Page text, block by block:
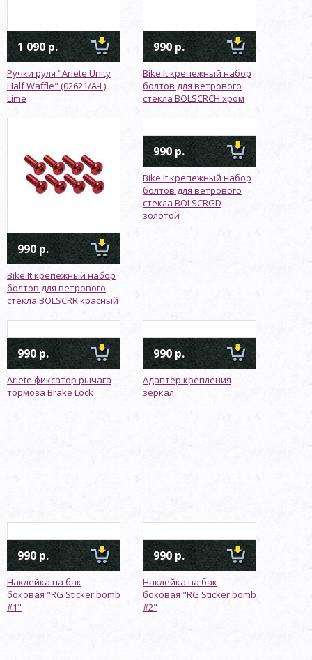
1 090 р.
Ручки руля "Ariete Unity
Half Waffle" (02621/A-L)
Lime
990 р.
Bike.It крепежный набор
болтов для ветрового
стекла BOLSCRCH хром
990 р.
Bike.It крепежный набор
болтов для ветрового
стекла BOLSCRR красный
990 р.
Bike.It крепежный набор
болтов для ветрового
стекла BOLSCRGD
золотой
990 р.
Ariete фиксатор рычага
тормоза Brake Lock
990 р.
Адаптер крепления
зеркал
990 р.
Наклейка на бак
боковая "RG Sticker bomb
#1"
990 р.
Наклейка на бак
боковая "RG Sticker bomb
#2"